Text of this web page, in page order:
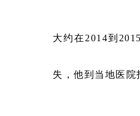
大约在2014到
失，他到当地医院